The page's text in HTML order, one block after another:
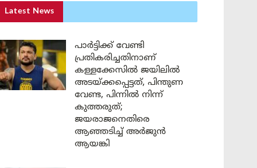
Latest News
പാർട്ടിക്ക് വേണ്ടി
പ്രതികരിച്ചതിനാണ്
കള്ളക്കേസിൽ ജയിലിൽ
അടയ്ക്കപ്പെട്ടത്, പിന്തുണ
വേണ്ട, പിന്നിൽ നിന്ന്
കുത്തരുത്;
ജയരാജനെതിരെ
ആഞ്ഞടിച്ച് അർജുൻ
ആയങ്കി